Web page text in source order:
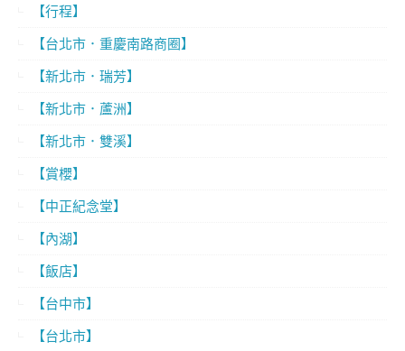
【行程】
【台北市．重慶南路商圈】
【新北市．瑞芳】
【新北市．蘆洲】
【新北市．雙溪】
【賞櫻】
【中正紀念堂】
【內湖】
【飯店】
【台中市】
【台北市】